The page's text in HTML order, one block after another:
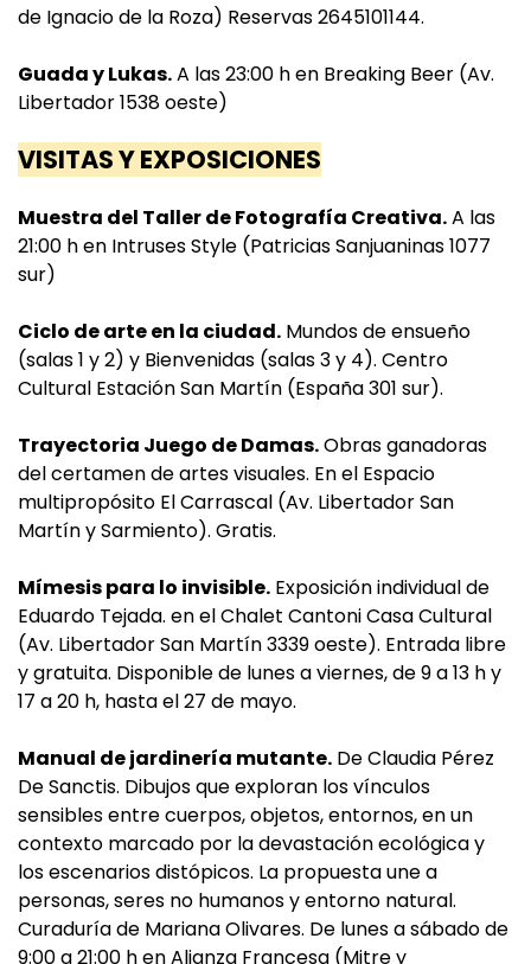
de Ignacio de la Roza) Reservas 2645101144.
Guada y Lukas.A las 23:00 h en Breaking Beer (Av.
Libertador 1538 oeste)
VISITAS Y EXPOSICIONES
Muestra del Taller de Fotografía Creativa.A las
21:00 h en Intruses Style (Patricias Sanjuaninas 1077
sur)
Ciclo de arte en la ciudad. Mundos de ensueño
(salas 1 y 2) y Bienvenidas (salas 3 y 4). Centro
Cultural Estación San Martín (España 301 sur).
Trayectoria Juego de Damas.Obras ganadoras
del certamen de artes visuales. En el Espacio
multipropósito El Carrascal (Av. Libertador San
Martín y Sarmiento). Gratis.
Mímesis para lo invisible. Exposición individual de
Eduardo Tejada. en el Chalet Cantoni Casa Cultural
(Av. Libertador San Martín 3339 oeste). Entrada libre
y gratuita. Disponible de lunes a viernes, de 9 a 13 h y
17 a 20 h, hasta el 27 de mayo.
Manual de jardinería mutante. De Claudia Pérez
De Sanctis. Dibujos que exploran los vínculos
sensibles entre cuerpos, objetos, entornos, en un
contexto marcado por la devastación ecológica y
los escenarios distópicos. La propuesta une a
personas, seres no humanos y entorno natural.
Curaduría de Mariana Olivares. De lunes a sábado de
9:00 a 21:00 h en Alianza Francesa (Mitre y